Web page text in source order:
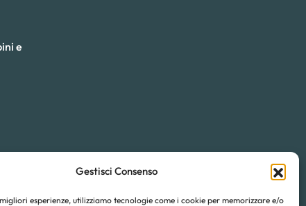
Gestisci Consenso
esperienze, utilizziamo tecnologie come i cookie per memorizzare e/o
e